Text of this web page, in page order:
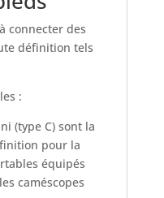
connecter des
définition tels
:
(type C) sont la
pour la
équipés
caméscopes